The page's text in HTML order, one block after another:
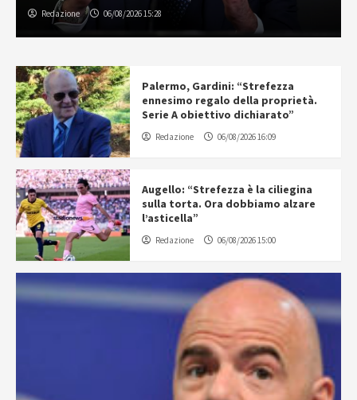
Redazione 06/08/2026 15:28
Palermo, Gardini: “Strefezza
ennesimo regalo della proprietà.
Serie A obiettivo dichiarato”
Redazione 06/08/2026 16:09
Augello: “Strefezza è la ciliegina
sulla torta. Ora dobbiamo alzare
l’asticella”
Redazione 06/08/2026 15:00